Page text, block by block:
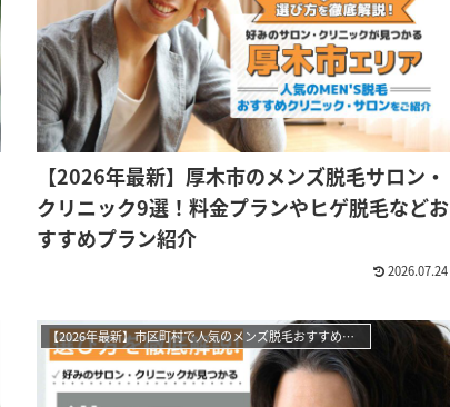
【2026年最新】厚木市のメンズ脱毛サロン・
クリニック9選！料金プランやヒゲ脱毛などお
すすめプラン紹介
2026.07.24
【2026年最新】市区町村で人気のメンズ脱毛おすすめサロン・クリニック